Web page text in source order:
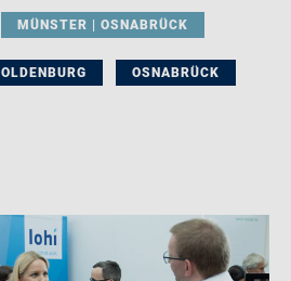
MÜNSTER | OSNABRÜCK
OLDENBURG OSNABRÜCK